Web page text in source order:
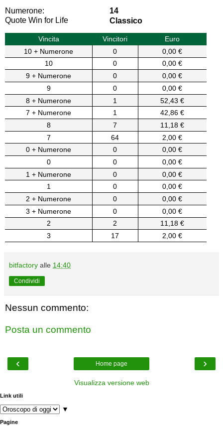
Numerone:
14
Quote Win for Life
Classico
Vincita Vincitori
Euro
10 + Numerone
0
0,00 €
10
0
0,00 €
9 + Numerone
0
0,00 €
9
0
0,00 €
8 + Numerone
1
52,43 €
7 + Numerone
1
42,86 €
8
7
11,18 €
7
64
2,00 €
0 + Numerone
0
0,00 €
0
0
0,00 €
1 + Numerone
0
0,00 €
1
0
0,00 €
2 + Numerone
0
0,00 €
3 + Numerone
0
0,00 €
2
2
11,18 €
3
17 2,00 €
bitfactory alle 14:40
Condividi
Nessun commento:
Posta un commento
‹ ›
Home page
Visualizza versione web
Link utili
▼
Pagine